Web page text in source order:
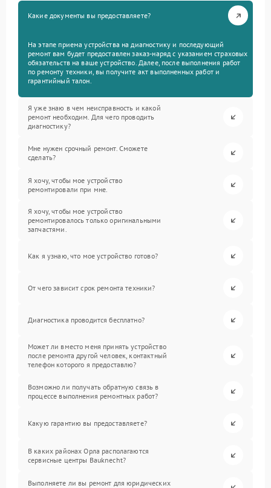
Какие документы вы предоставляете?
На этапе приема устройства на диагностику и последующий
ремонт вам будет предоставлен заказ-наряд с указанием страховых
обязательств на ваше устройство. Далее, после выполнения работ
по ремонту техники, вы получите акт выполненных работ и
гарантийный талон.
Я уже знаю в чем неисправность и какой
ремонт необходим. Для чего проводить
диагностику?
Мне нужен срочный ремонт. Сможете
сделать?
Я хочу, чтобы мое устройство
ремонтировали при мне.
Я хочу, чтобы мое устройство
ремонтировалось только оригинальными
запчастями.
Как я узнаю, что мое устройство готово?
От чего зависит срок ремонта техники?
Диагностика проводится бесплатно?
Может ли вместо меня принять устройство
после ремонта другой человек, контактный
телефон которого я предоставлю?
Возможно ли получать обратную связь в
процессе выполнения ремонтных работ?
Какую гарантию вы предоставляете?
В каких районах Орла располагаются
сервисные центры Bauknecht?
Выполняете ли вы ремонт для юридических